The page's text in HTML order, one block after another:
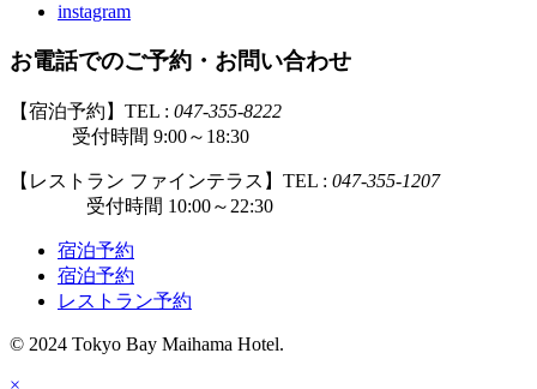
instagram
お電話でのご予約・お問い合わせ
【宿泊予約】TEL : 047-355-8222
受付時間 9:00～18:30
【レストラン ファインテラス】TEL : 047-355-1207
受付時間 10:00～22:30
宿泊予約
宿泊予約
レストラン予約
© 2024 Tokyo Bay Maihama Hotel.
×